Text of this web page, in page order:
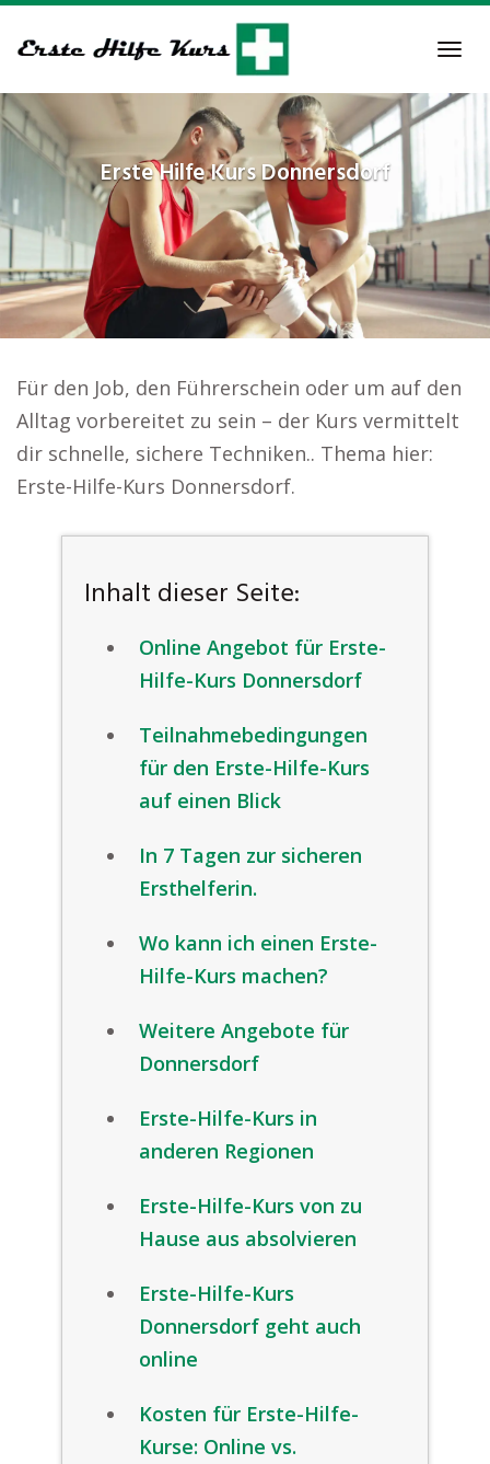
to
content
Erste Hilfe KursDonnersdorf
Für den Job, den Führerschein oder um auf den
Alltag vorbereitet zu sein – der Kurs vermittelt
dir schnelle, sichere Techniken.. Thema hier:
Erste-Hilfe-Kurs Donnersdorf.
Inhalt dieser Seite:
Online Angebot für Erste-
Hilfe-Kurs Donnersdorf
Teilnahmebedingungen
für den Erste-Hilfe-Kurs
auf einen Blick
In 7 Tagen zur sicheren
Ersthelferin.
Wo kann ich einen Erste-
Hilfe-Kurs machen?
Weitere Angebote für
Donnersdorf
Erste-Hilfe-Kurs in
anderen Regionen
Erste-Hilfe-Kurs von zu
Hause aus absolvieren
Erste-Hilfe-Kurs
Donnersdorf geht auch
online
Kosten für Erste-Hilfe-
Kurse: Online vs.